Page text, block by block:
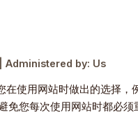
Administered by: Us
在使用网站时做出的选择
免您每次使用网站时都必须